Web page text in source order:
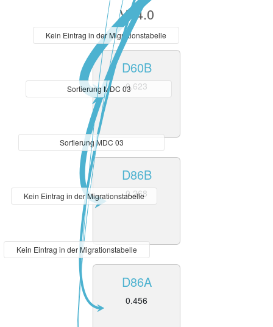
V14.0
D60B
0.623
D86B
0.268
D86A
0.456
Kein Eintrag in der Migrationstabelle
Sortierung MDC 03
Sortierung MDC 03
Kein Eintrag in der Migrationstabelle
Kein Eintrag in der Migrationstabelle